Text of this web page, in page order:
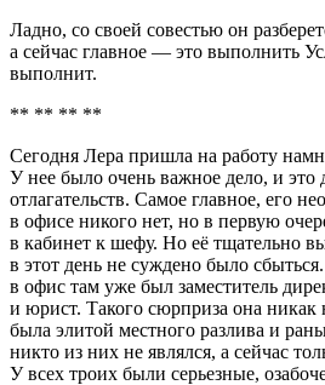
Ладно, со своей совестью он
а сейчас главное — это выполнить
выполнит.
** ** ** **
Сегодня Лера пришла на работу
У нее было очень важное дело, и это
отлагательств. Самое главное, его
в офисе никого нет, но в первую
в кабинет к шефу. Но её тщательно
в этот день не суждено было
в офис там уже был заместитель
и юрист. Такого сюрприза она никак
была элитой местного разлива и
никто из них не являлся, а сейчас
У всех троих были серьезные,